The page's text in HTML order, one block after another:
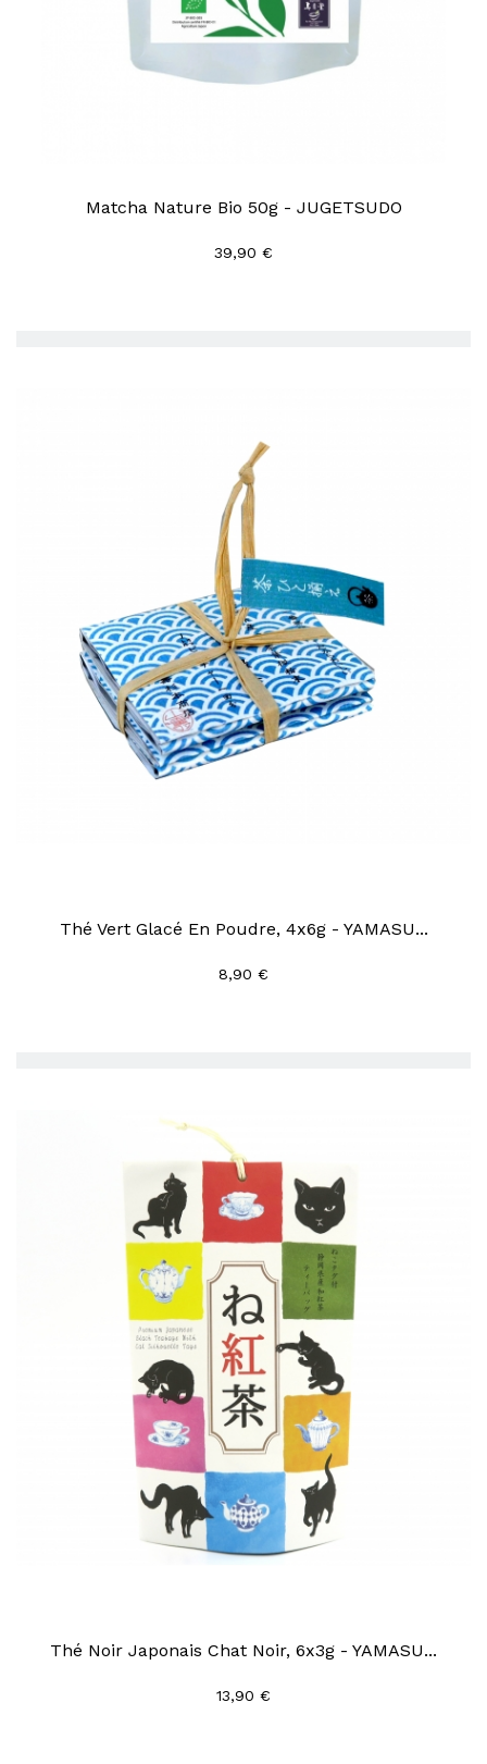
Matcha Nature Bio 50g - JUGETSUDO
39,90 €
Thé Vert Glacé En Poudre, 4x6g - YAMASU...
8,90 €
Thé Noir Japonais Chat Noir, 6x3g - YAMASU...
13,90 €